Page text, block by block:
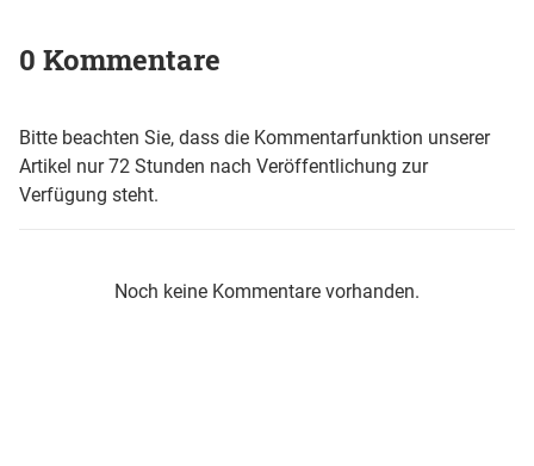
0 Kommentare
Bitte beachten Sie, dass die Kommentarfunktion unserer
Artikel nur 72 Stunden nach Veröffentlichung zur
Verfügung steht.
Noch keine Kommentare vorhanden.